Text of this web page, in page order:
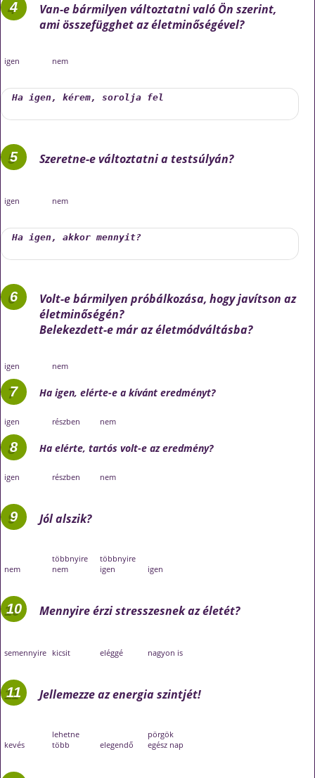
Van-e bármilyen változtatni való Ön szerint,
ami összefügghet az életminőségével?
igen nem
Szeretne-e változtatni a testsúlyán?
igen nem
Volt-e bármilyen próbálkozása, hogy javítson az
életminőségén?
Belekezdett-e már az életmódváltásba?
igen nem
Ha igen, elérte-e a kívánt eredményt?
igen részben nem
Ha elérte, tartós volt-e az eredmény?
igen részben nem
Jól alszik?
nem
többnyire
nem
többnyire
igen
igen
Mennyire érzi stresszesnek az életét?
semennyire kicsit eléggé nagyon is
Jellemezze az energia szintjét!
kevés
lehetne
több
elegendő
pörgök
egész nap